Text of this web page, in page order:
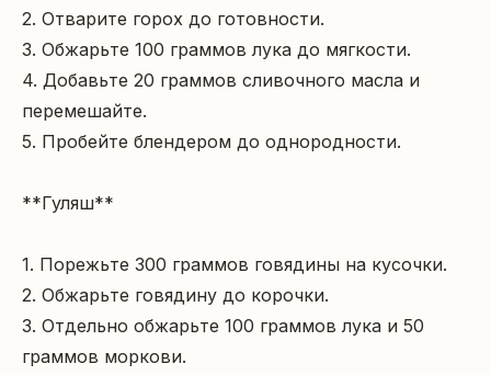
2. Отварите горох до готовности.
3. Обжарьте 100 граммов лука до мягкости.
4. Добавьте 20 граммов сливочного масла и
перемешайте.
5. Пробейте блендером до однородности.
**Гуляш**
1. Порежьте 300 граммов говядины на кусочки.
2. Обжарьте говядину до корочки.
3. Отдельно обжарьте 100 граммов лука и 50
граммов моркови.